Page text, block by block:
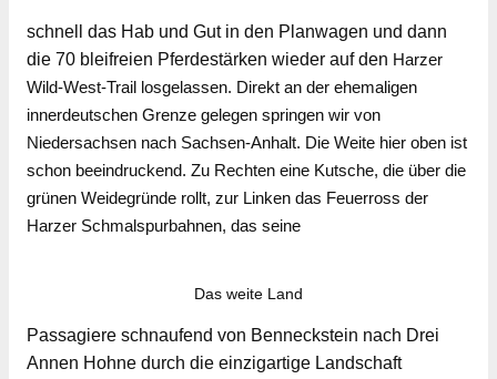
schnell das Hab und Gut in den Planwagen und dann
die 70 bleifreien Pferdestärken wieder auf den Harzer
Wild-West-Trail losgelassen. Direkt an der ehemaligen
innerdeutschen Grenze gelegen springen wir von
Niedersachsen nach Sachsen-Anhalt. Die Weite hier oben ist
schon beeindruckend. Zu Rechten eine Kutsche, die über die
grünen Weidegründe rollt, zur Linken das Feuerross der
Harzer Schmalspurbahnen, das seine
Das weite Land
Passagiere schnaufend von Benneckstein nach Drei
Annen Hohne durch die einzigartige Landschaft